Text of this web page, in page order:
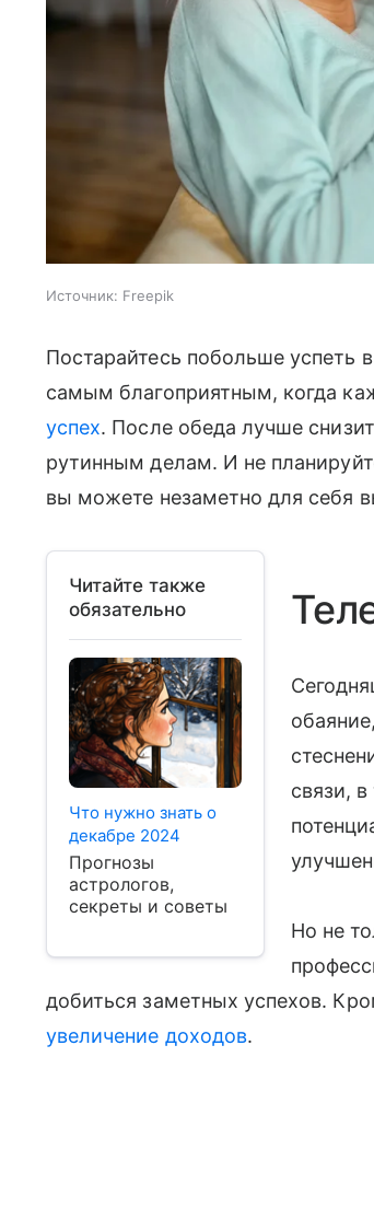
Источник: Freepik
Постарайтесь побольше успеть
самым благоприятным, когда
успех. После обеда лучше
рутинным делам. И не
вы можете незаметно для себя
Читайте также
обязательно
Что нужно знать о
декабре 2024
Прогнозы
астрологов,
секреты и советы
связи,
Но не
добиться заметных успехов.
увеличение доходов.